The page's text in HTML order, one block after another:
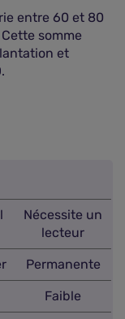
entre 60 et 80
somme
et
Nécessite un
lecteur
Permanente
Faible